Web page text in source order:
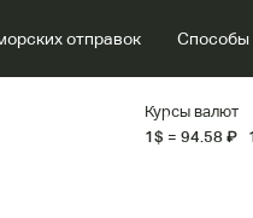
отправок Способы
Курсы валют
1$ = 94.58 ₽